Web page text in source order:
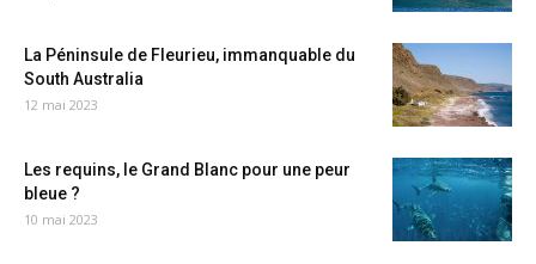
La Péninsule de Fleurieu, immanquable du
South Australia
12 mai 2023
Les requins, le Grand Blanc pour une peur
bleue ?
10 mai 2023